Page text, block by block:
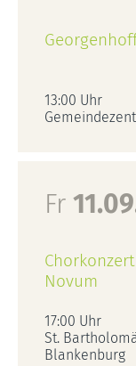
13:00 Uhr
Fr
Novum
17:00 Uhr
St.
Blankenburg